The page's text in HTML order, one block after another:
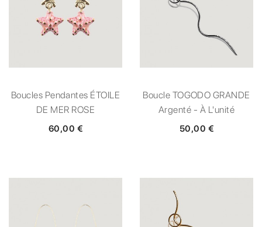
Boucles Pendantes ÉTOILE
DE MER ROSE
60,00 €
Boucle TOGODO GRANDE
Argenté - À L'unité
50,00 €